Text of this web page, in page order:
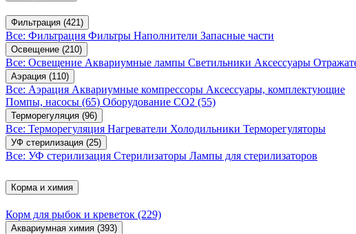
Фильтрация (421)
Все: Фильтрация Фильтры Наполнители Запасные части
Освещение (210)
Все: Освещение Аквариумные лампы Светильники Аксессуары
Аэрация (110)
Все: Аэрация Аквариумные компрессоры Аксессуары, комплектующие
Помпы, насосы (65) Оборудование CO2 (55)
Терморегуляция (96)
Все: Терморегуляция Нагреватели Холодильники Терморегуляторы
УФ стерилизация (25)
Все: УФ стерилизация Стерилизаторы Лампы для стерилизаторов
Корма и химия
Корм для рыбок и креветок (229)
Аквариумная химия (393)